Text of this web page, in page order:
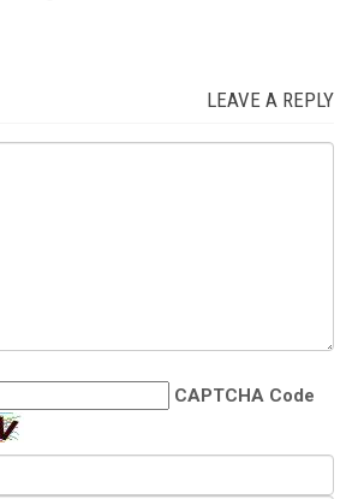
LEAVE A REPLY
CAPTCHA Code